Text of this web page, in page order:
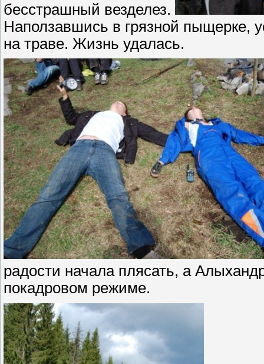
бесстрашный везделез.
Наползавшись в грязной пыщерке,
на траве. Жизнь удалась.
радости начала плясать, а
покадровом режиме.